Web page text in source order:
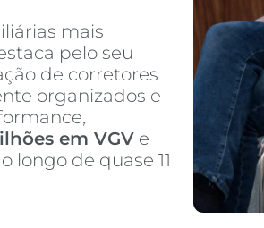
mais
pelo seu
de corretores
organizados e
em VGV e
longo de quase 11